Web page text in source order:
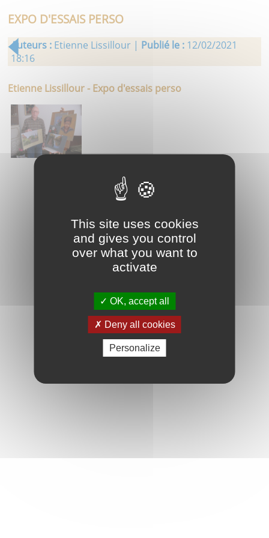
EXPO D'ESSAIS PERSO
Auteurs : Etienne Lissillour | Publié le : 12/02/2021
18:16
Etienne Lissillour - Expo d'essais perso
This site uses cookies
and gives you control
over what you want to
activate
OK, accept all
Deny all cookies
Personalize